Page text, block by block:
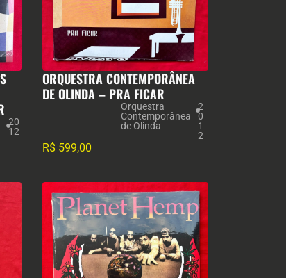
20
12
ORQUESTRA CONTEMPORÂNEA
DE OLINDA – PRA FICAR
Orquestra
Contemporânea
de Olinda
2
0
1
2
R$ 599,00